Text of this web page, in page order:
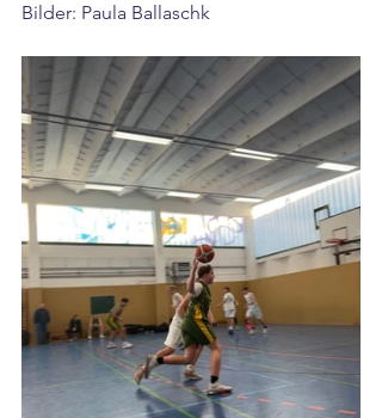
Bilder: Paula Ballaschk